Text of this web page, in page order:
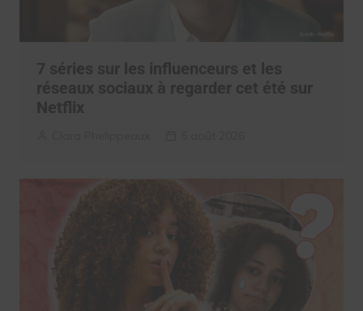
7 séries sur les influenceurs et les
réseaux sociaux à regarder cet été sur
Netflix